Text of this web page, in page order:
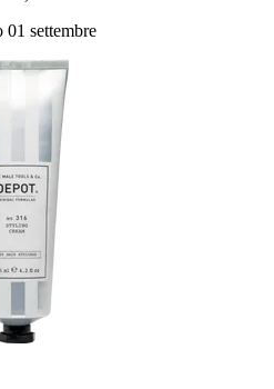
01 settembre